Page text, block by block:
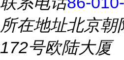
所在地址北京朝
172号欧陆大厦